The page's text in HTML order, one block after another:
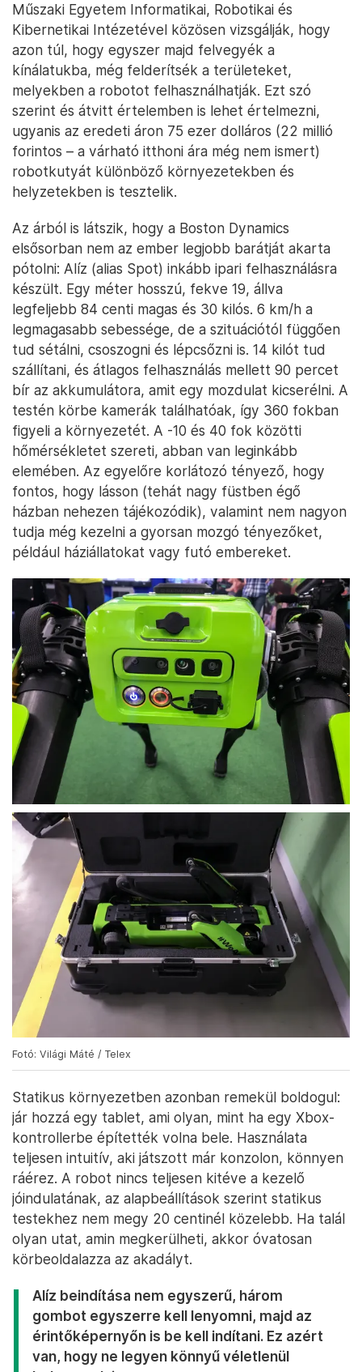
Műszaki Egyetem Informatikai, Robotikai és
Kibernetikai Intézetével közösen vizsgálják, hogy
azon túl, hogy egyszer majd felvegyék a
kínálatukba, még felderítsék a területeket,
melyekben a robotot felhasználhatják. Ezt szó
szerint és átvitt értelemben is lehet értelmezni,
ugyanis az eredeti áron 75 ezer dolláros (22 millió
forintos – a várható itthoni ára még nem ismert)
robotkutyát különböző környezetekben és
helyzetekben is tesztelik.
Az árból is látszik, hogy a Boston Dynamics
elsősorban nem az ember legjobb barátját akarta
pótolni: Alíz (alias Spot) inkább ipari felhasználásra
készült. Egy méter hosszú, fekve 19, állva
legfeljebb 84 centi magas és 30 kilós. 6 km/h a
legmagasabb sebessége, de a szituációtól függően
tud sétálni, csoszogni és lépcsőzni is. 14 kilót tud
szállítani, és átlagos felhasználás mellett 90 percet
bír az akkumulátora, amit egy mozdulat kicserélni. A
testén körbe kamerák találhatóak, így 360 fokban
figyeli a környezetét. A -10 és 40 fok közötti
hőmérsékletet szereti, abban van leginkább
elemében. Az egyelőre korlátozó tényező, hogy
fontos, hogy lásson (tehát nagy füstben égő
házban nehezen tájékozódik), valamint nem nagyon
tudja még kezelni a gyorsan mozgó tényezőket,
például háziállatokat vagy futó embereket.
Fotó: Világi Máté / Telex
Statikus környezetben azonban remekül boldogul:
jár hozzá egy tablet, ami olyan, mint ha egy Xbox-
kontrollerbe építették volna bele. Használata
teljesen intuitív, aki játszott már konzolon, könnyen
ráérez. A robot nincs teljesen kitéve a kezelő
jóindulatának, az alapbeállítások szerint statikus
testekhez nem megy 20 centinél közelebb. Ha talál
olyan utat, amin megkerülheti, akkor óvatosan
körbeoldalazza az akadályt.
Alíz beindítása nem egyszerű, három
gombot egyszerre kell lenyomni, majd az
érintőképernyőn is be kell indítani. Ez azért
van, hogy ne legyen könnyű véletlenül